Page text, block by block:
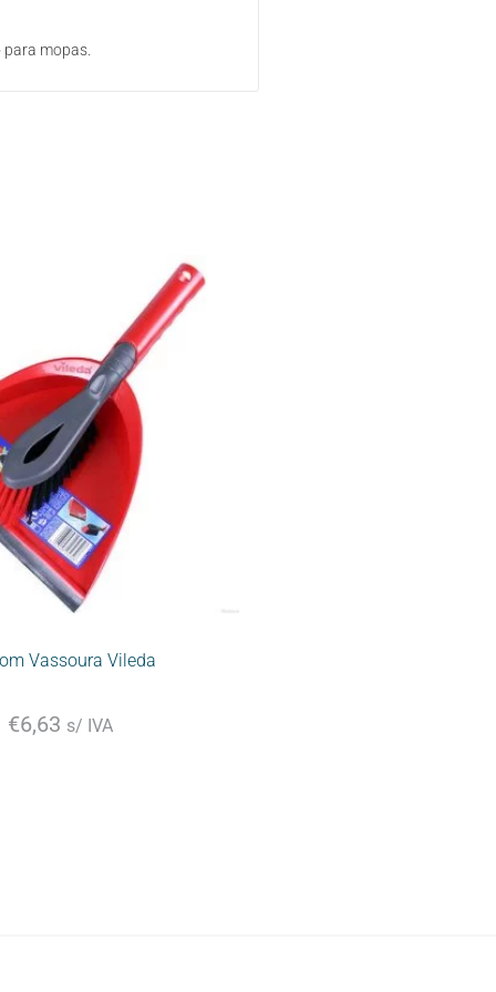
mopas.
Vassoura Vileda
€6,63 s/ IVA